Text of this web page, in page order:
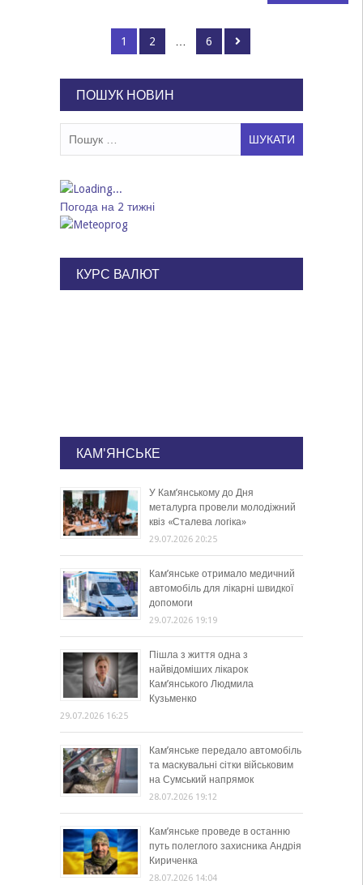
Пагінація
записів
Page
1 Page
2 … Page
6
ПОШУК НОВИН
Погода на 2 тижні
КУРС ВАЛЮТ
КАМ'ЯНСЬКЕ
У Кам’янському до Дня
металурга провели молодіжний
квіз «Сталева логіка»
29.07.2026 20:25
Кам’янське отримало медичний
автомобіль для лікарні швидкої
допомоги
29.07.2026 19:19
Пішла з життя одна з
найвідоміших лікарок
Кам’янського Людмила
Кузьменко
29.07.2026 16:25
Кам’янське передало автомобіль
та маскувальні сітки військовим
на Сумський напрямок
28.07.2026 19:12
Кам’янське проведе в останню
путь полеглого захисника Андрія
Кириченка
28.07.2026 14:04